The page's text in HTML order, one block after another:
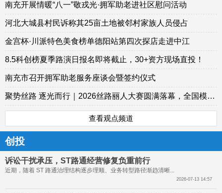
南充开展情暖“八一”敬戎光·拥军助老进社区慰问活动
河北大城县村民诉称其25亩土地被邻村家族人员侵占
金宫杯·川派特色美食榜单德阳站第四次探店走进中江
8.5科创榜夏季路演日报名即将截止，30+资方现场直投！
南充市召开拥军助老服务座谈会暨签约仪式
聚势丝路 逐光而行｜2026丝路丽人大赛圆满落幕，全国模特团队共赴时尚盛事
查看观点频道
创投
诉讼干扰承压，ST路通经营修复负重前行
近期，随着 ST 路通治理结构逐步理顺、业务转型路径渐趋清晰...
2026-07-13 14:57